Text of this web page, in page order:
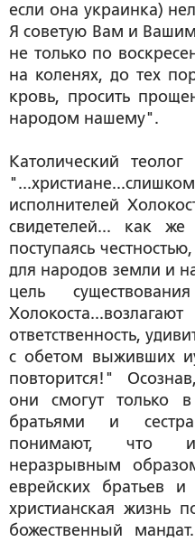
если она украинка)
Я советую Вам и
не только по
на коленях, до тех
кровь, просить
народом нашему".
Католический
исполнителей
свидетелей... как
поступаясь
для народов земли и
цель
ответственность,
с обетом выживших
повторится!"
они смогут только
братьями и
понимают, что
неразрывным
еврейских братьев
христианская жизнь
божественный